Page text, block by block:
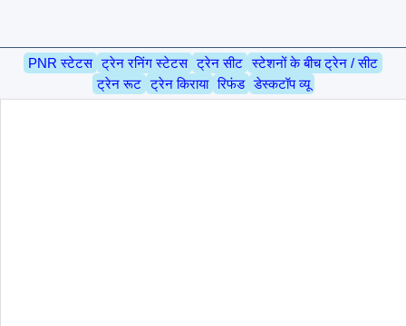
PNR स्टेटस ट्रेन रनिंग स्टेटस ट्रेन सीट स्टेशनों के बीच ट्रेन / सीट
ट्रेन रूट ट्रेन किराया रिफंड डेस्कटॉप व्यू